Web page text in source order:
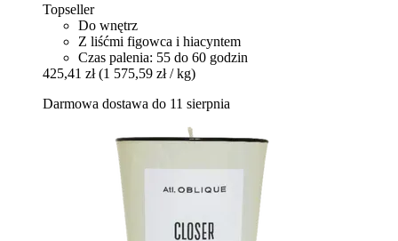
Topseller
Do wnętrz
Z liśćmi figowca i hiacyntem
Czas palenia: 55 do 60 godzin
425,41 zł (1 575,59 zł / kg)
Darmowa dostawa do 11 sierpnia